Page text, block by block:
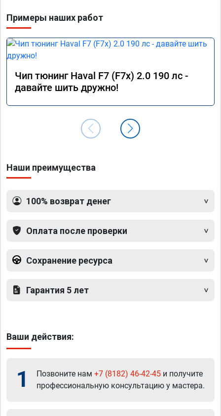
Примеры наших работ
Чип тюнинг Haval F7 (F7x) 2.0 190 лс -
давайте шить дружно!
Наши преимущества
100% возврат денег
Оплата после проверки
Сохранение ресурса
Гарантия 5 лет
Ваши действия:
1 Позвоните нам +7 (8182) 46-42-45 и получите
профессиональную консультацию у мастера.